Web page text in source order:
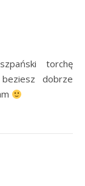
torchę
dobrze